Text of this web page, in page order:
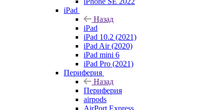
iPad
Назад
iPad
iPad 10.2 (2021)
iPad Air (2020)
iPad mini 6
iPad Pro (2021)
Периферия
Назад
Периферия
airpods
AirPort Express